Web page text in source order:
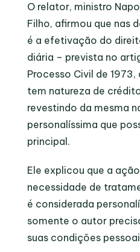
O relator, ministro
Filho, afirmou que nas
é a efetivação do
diária – prevista no
Processo Civil de
tem natureza de
revestindo da mesma
personalíssima que
principal.
Ele explicou que a
necessidade de
é considerada
somente o autor
suas condições